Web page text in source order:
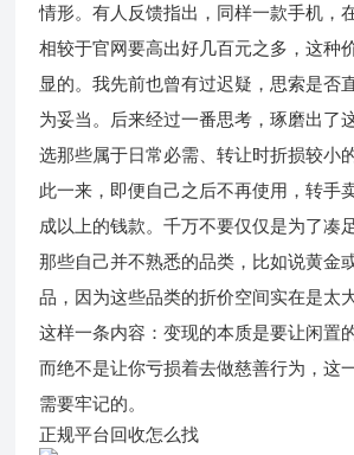
情形。有人反馈指出，同样一款手机，
相较于官网要高出好几百元之多，这种
显的。我先前也曾有过迟疑，思索是否
为妥当。后来经过一番思考，琢磨出了
选那些属于日常必需、转让时折损较小
此一来，即便自己之后不再使用，转手
成以上的钱款。千万不要仅仅是为了凑
那些自己并不熟悉的品类，比如说黄金
品，因为这些品类的折价空间实在是太
这样一条内容：变现的本质是要让闲置
而绝不是让你亏损着去做慈善行为，这
需要牢记的。
正规平台回收怎么找